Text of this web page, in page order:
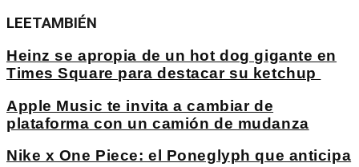
LEETAMBIÉN
Heinz se apropia de un hot dog gigante en
Times Square para destacar su ketchup
Apple Music te invita a cambiar de
plataforma con un camión de mudanza
Nike x One Piece: el Poneglyph que anticipa